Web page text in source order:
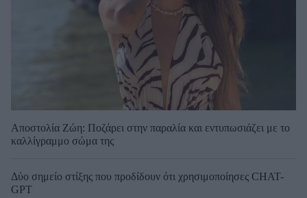
Αποστολία Ζώη: Ποζάρει στην παραλία και εντυπωσιάζει με το
καλλίγραμμο σώμα της
Δύο σημείο στίξης που προδίδουν ότι χρησιμοποίησες CHAT-
GPT